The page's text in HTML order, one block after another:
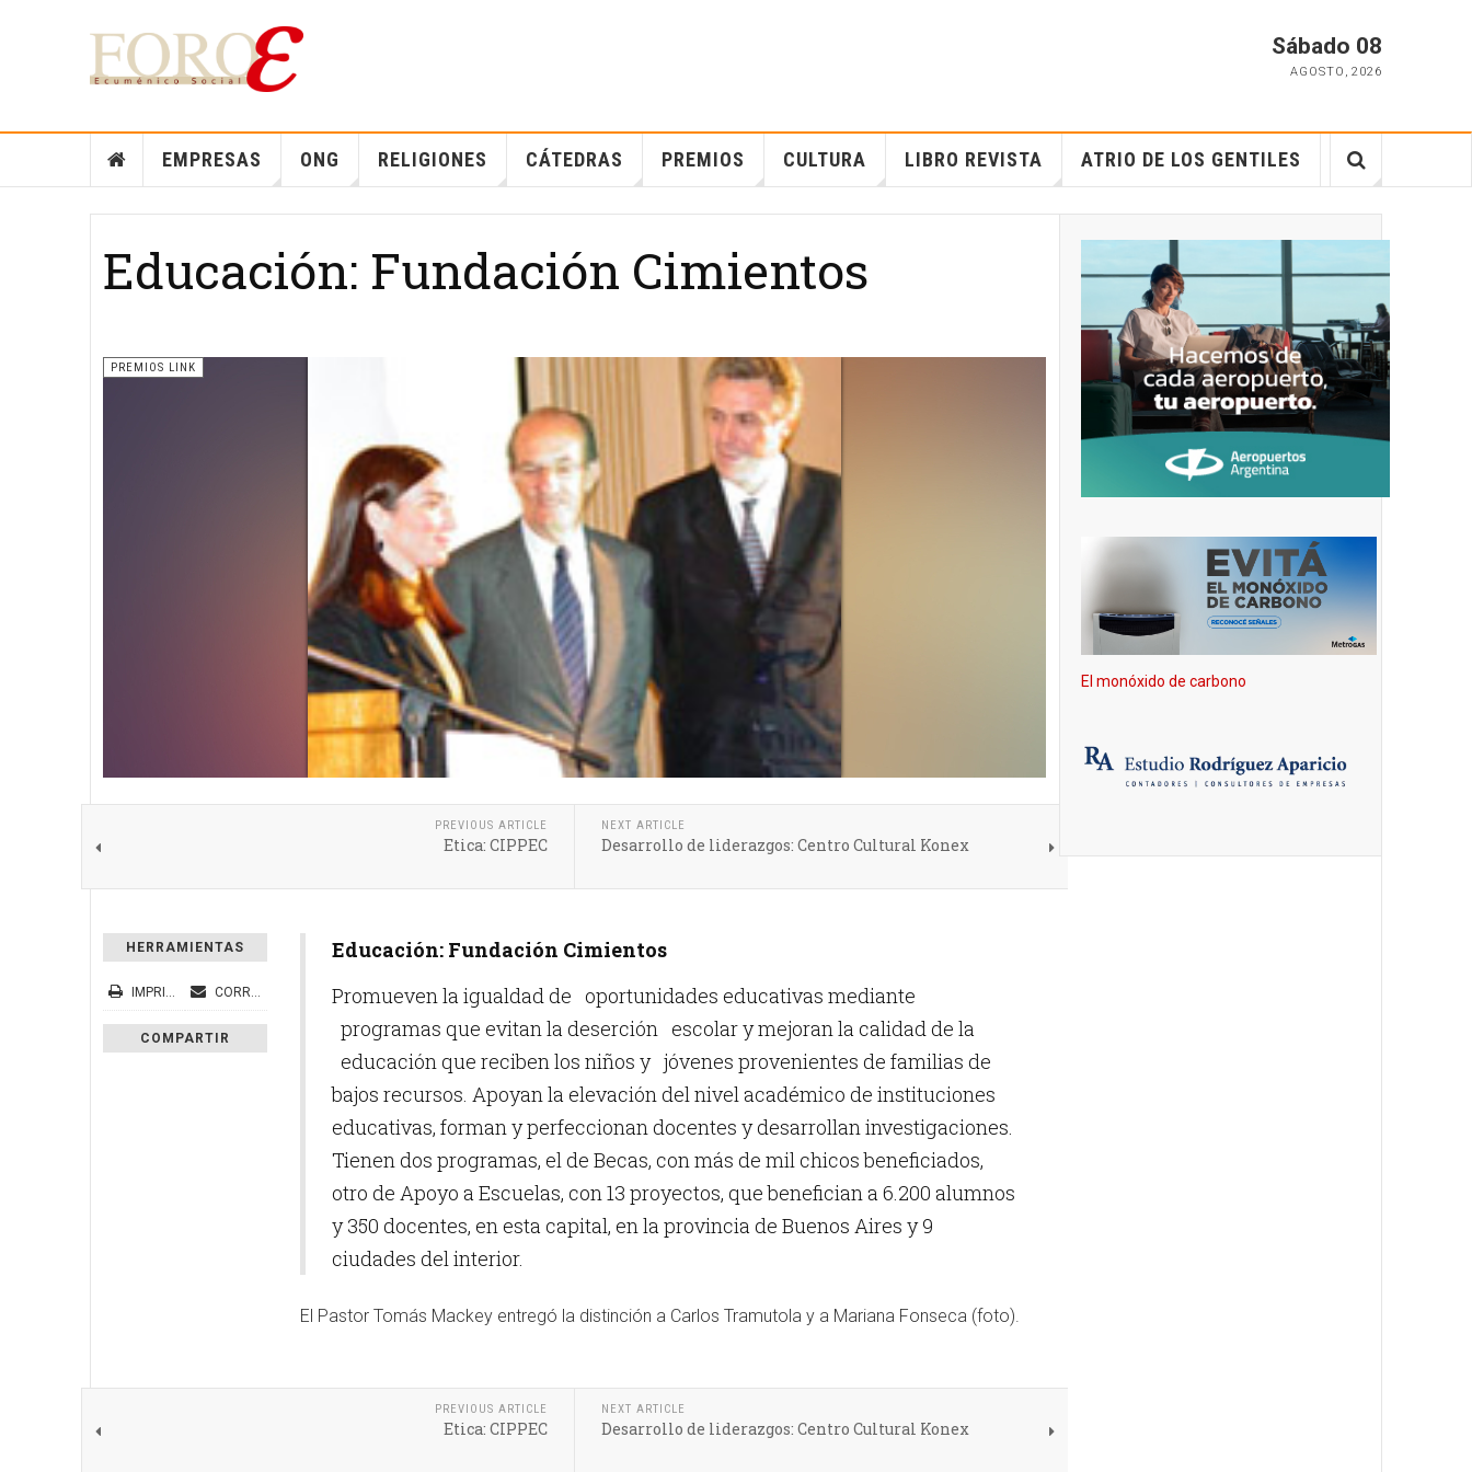
Sábado 08
AGOSTO , 2026
EMPRESAS ONG RELIGIONES CÁTEDRAS PREMIOS CULTURA LIBRO REVISTA ATRIO DE LOS GENTILES
Educación: Fundación Cimientos
PREMIOS LINK
PREVIOUS ARTICLE
Etica: CIPPEC
NEXT ARTICLE
Desarrollo de liderazgos: Centro Cultural Konex
HERRAMIENTAS
IMPRIMIR CORREO ELECTRÓNICO
COMPARTIR
Educación: Fundación Cimientos
Promueven la igualdad de oportunidades educativas mediante
programas que evitan la deserción escolar y mejoran la calidad de la
educación que reciben los niños y jóvenes provenientes de familias de
bajos recursos. Apoyan la elevación del nivel académico de instituciones
educativas, forman y perfeccionan docentes y desarrollan investigaciones.
Tienen dos programas, el de Becas, con más de mil chicos beneficiados,
otro de Apoyo a Escuelas, con 13 proyectos, que benefician a 6.200 alumnos
y 350 docentes, en esta capital, en la provincia de Buenos Aires y 9
ciudades del interior.
El Pastor Tomás Mackey entregó la distinción a Carlos Tramutola y a Mariana Fonseca (foto).
PREVIOUS ARTICLE
Etica: CIPPEC
NEXT ARTICLE
Desarrollo de liderazgos: Centro Cultural Konex
El monóxido de carbono